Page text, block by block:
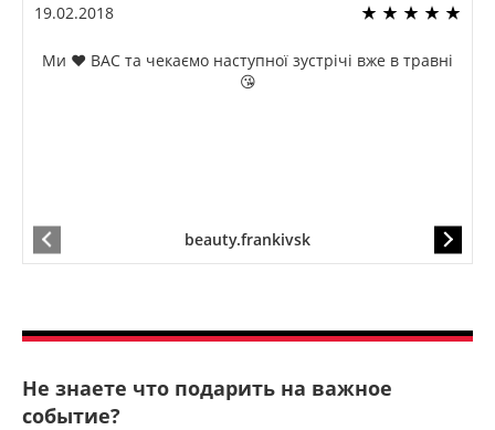
19.02.2018
Ми ❤️ ВАС та чекаємо наступної зустрічі вже в травні
😘
beauty.frankivsk
Не знаете что подарить на важное
событие?